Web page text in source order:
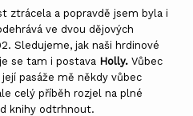
ztrácela a popravdě jsem byla i
ve dvou dějových
Sledujeme, jak naši hrdinové
se tam i postava Holly. Vůbec
pasáže mě někdy vůbec
celý příběh rozjel na plné
knihy odtrhnout.